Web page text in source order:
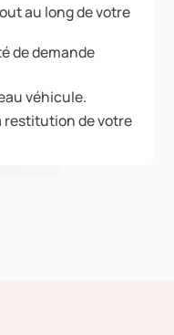
au long de votre
de demande
véhicule.
restitution de votre